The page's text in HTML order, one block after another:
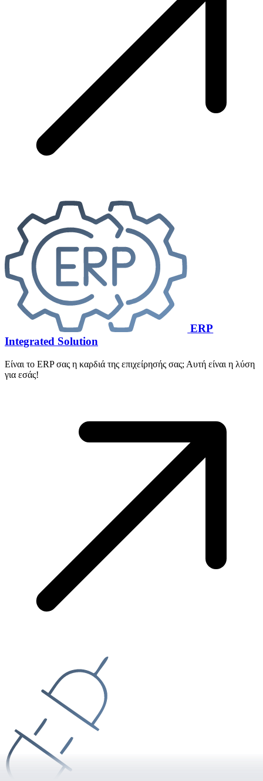
ERP
Integrated Solution
Είναι το ERP σας η καρδιά της επιχείρησής σας; Αυτή είναι η λύση
για εσάς!